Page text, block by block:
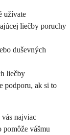
užívate
liečby poruchy
duševných
liečby
podporu, ak si to
najviac
vášmu